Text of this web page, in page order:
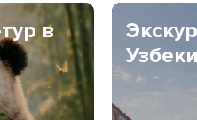
в